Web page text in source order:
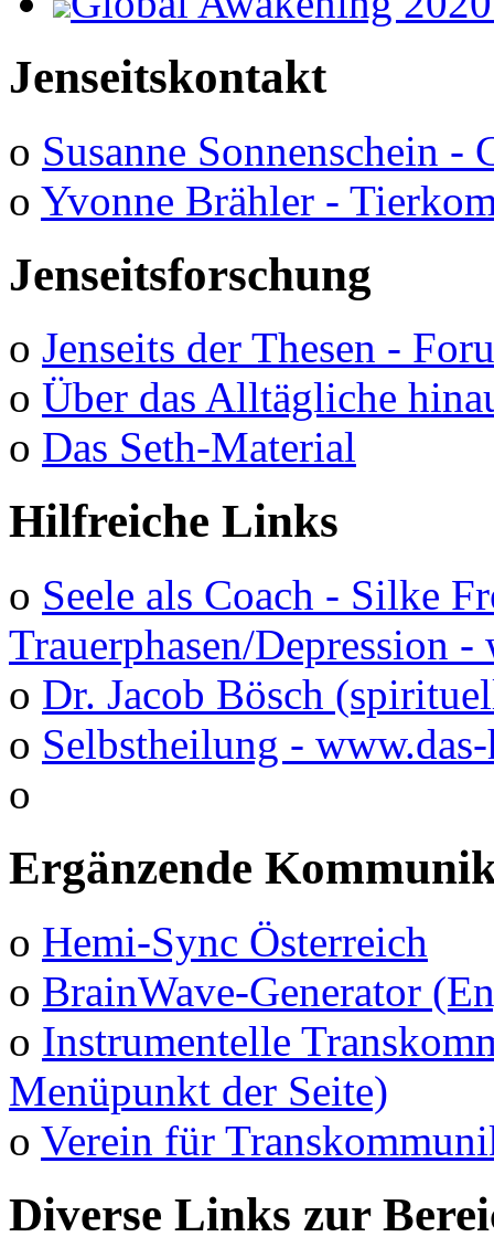
Jenseitskontakt
o Susanne Sonnenschein -
o Yvonne Brähler -
Jenseitsforschung
o Jenseits der Thesen -
o Über das Alltägliche
o Das Seth-Material
Hilfreiche Links
o Seele als Coach - Silke
Trauerphasen/Depression
o Dr. Jacob Bösch
o Selbstheilung -
o
Ergänzende
o Hemi-Sync Österreich
o BrainWave-Generator
o Instrumentelle
Menüpunkt der Seite)
o Verein für
Diverse Links zur